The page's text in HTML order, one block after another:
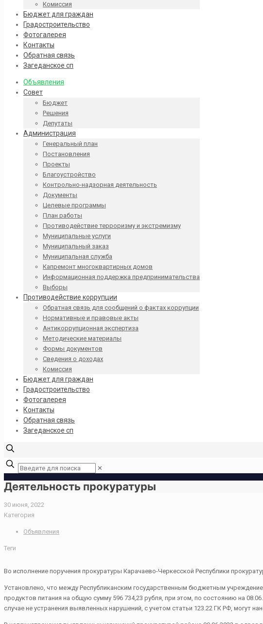
Комиссия
Бюджет для граждан
Градостроительство
Фотогалерея
Контакты
Обратная связь
Загеданское сп
Объявления
Совет
Бюджет
Решения
Депутаты
Администрация
Генеральный план
Постановления
Проекты
Благоустройство
Контрольно-надзорная деятельность
Документы
Целевые программы
План работы
Противодействие терроризму и экстремизму
Муниципальные услуги
Муниципальный заказ
Муниципальная служба
Капремонт многоквартирных домов
Информационная поддержка предпринимательства
Выборы
Противодействие коррупции
Обратная связь для сообщений о фактах коррупции
Нормативные и правовые акты
Антикоррупционная экспертиза
Методические материалы
Формы документов
Сведения о доходах
Комиссия
Бюджет для граждан
Градостроительство
Фотогалерея
Контакты
Обратная связь
Загеданское сп
✕
Деятельность прокуратуры
30 июня, 2022
Категория
Объявления
Теги
Во исполнение поручения прокуратуры Карачаево-Черкесской Республики
Установлено, что между Республиканским государственным бюджетным
продуктов питания на общую сумму 596 734,23 рубля, при этом, по состоянию на
случае не устранения выявленных нарушений, с учетом статьи 123.22 ГК РФ, могут